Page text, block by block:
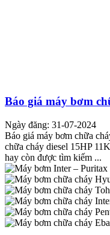
Báo giá máy bơm
Ngày đăng: 31-07-2024
Báo giá máy bơm chữa
chữa cháy diesel 15HP
hay còn được tìm kiếm ...